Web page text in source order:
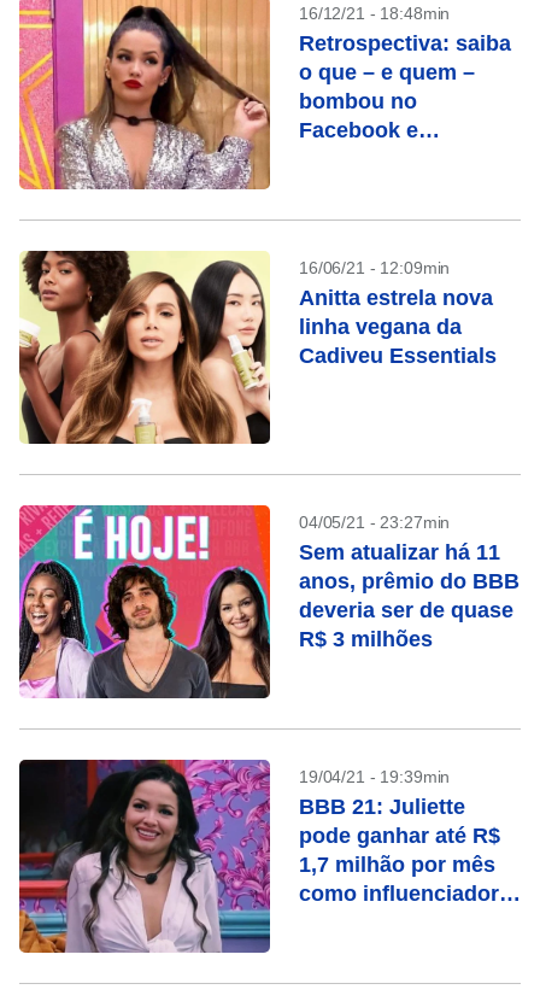
16/12/21 - 18:48min
Retrospectiva: saiba
o que – e quem –
bombou no
Facebook e
16/06/21 - 12:09min
Anitta estrela nova
linha vegana da
Cadiveu Essentials
04/05/21 - 23:27min
Sem atualizar há 11
anos, prêmio do BBB
deveria ser de quase
R$ 3 milhões
19/04/21 - 19:39min
BBB 21: Juliette
pode ganhar até R$
1,7 milhão por mês
como influenciadora